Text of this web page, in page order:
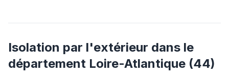
Isolation par l'extérieur dans le
département Loire-Atlantique (44)